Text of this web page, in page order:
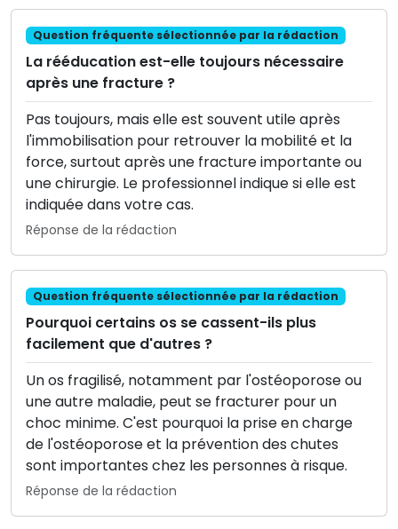
Question fréquente sélectionnée par la rédaction
La rééducation est-elle toujours nécessaire
après une fracture ?
Pas toujours, mais elle est souvent utile après
l'immobilisation pour retrouver la mobilité et la
force, surtout après une fracture importante ou
une chirurgie. Le professionnel indique si elle est
indiquée dans votre cas.
Réponse de la rédaction
Question fréquente sélectionnée par la rédaction
Pourquoi certains os se cassent-ils plus
facilement que d'autres ?
Un os fragilisé, notamment par l'ostéoporose ou
une autre maladie, peut se fracturer pour un
choc minime. C'est pourquoi la prise en charge
de l'ostéoporose et la prévention des chutes
sont importantes chez les personnes à risque.
Réponse de la rédaction